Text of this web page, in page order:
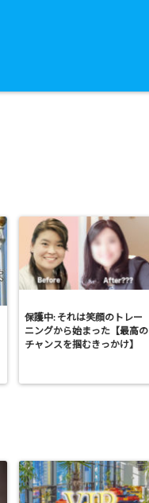
保護中: それは笑顔のトレー
ニングから始まった【最高の
チャンスを掴むきっかけ】